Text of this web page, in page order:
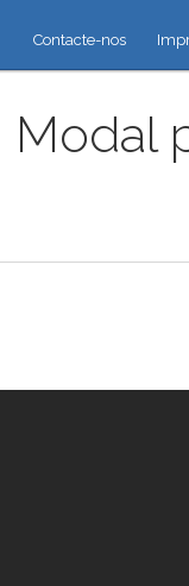
Contacte-nos
Modal